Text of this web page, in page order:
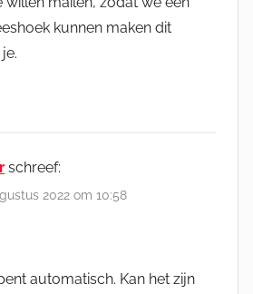
kunnen maken dit
schreef:
2022 om 10:58
automatisch. Kan het zijn